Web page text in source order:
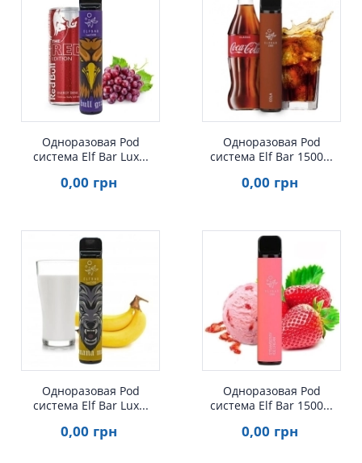
Одноразовая Pod
система Elf Bar Lux...
0,00 грн
Одноразовая Pod
система Elf Bar 1500...
0,00 грн
Одноразовая Pod
система Elf Bar Lux...
0,00 грн
Одноразовая Pod
система Elf Bar 1500...
0,00 грн